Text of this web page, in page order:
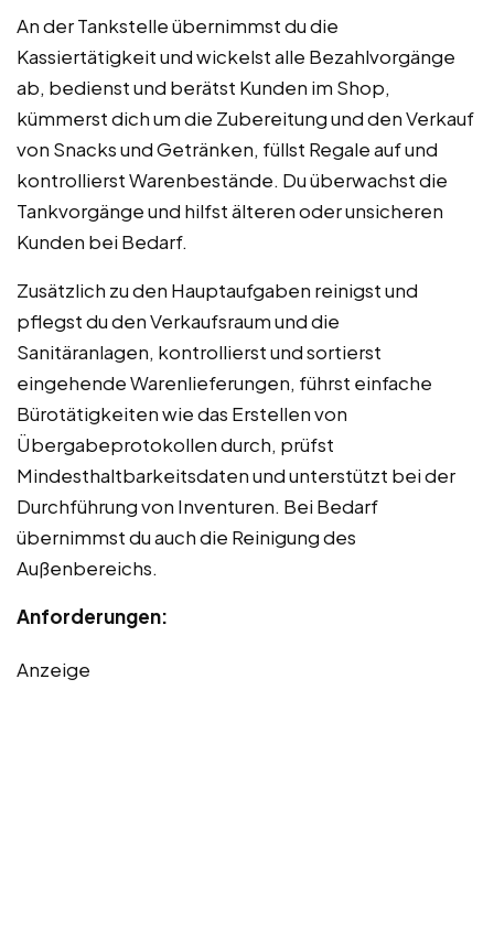
An der Tankstelle übernimmst du die
Kassiertätigkeit und wickelst alle Bezahlvorgänge
ab, bedienst und berätst Kunden im Shop,
kümmerst dich um die Zubereitung und den Verkauf
von Snacks und Getränken, füllst Regale auf und
kontrollierst Warenbestände. Du überwachst die
Tankvorgänge und hilfst älteren oder unsicheren
Kunden bei Bedarf.
Zusätzlich zu den Hauptaufgaben reinigst und
pflegst du den Verkaufsraum und die
Sanitäranlagen, kontrollierst und sortierst
eingehende Warenlieferungen, führst einfache
Bürotätigkeiten wie das Erstellen von
Übergabeprotokollen durch, prüfst
Mindesthaltbarkeitsdaten und unterstützt bei der
Durchführung von Inventuren. Bei Bedarf
übernimmst du auch die Reinigung des
Außenbereichs.
Anforderungen:
Anzeige